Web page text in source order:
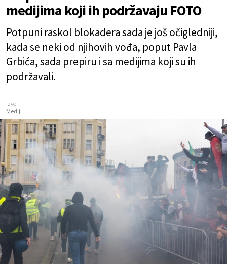
medijima koji ih podržavaju FOTO
Potpuni raskol blokadera sada je još očigledniji,
kada se neki od njihovih vođa, poput Pavla
Grbića, sada prepiru i sa medijima koji su ih
podržavali.
Izvor:
Mediji